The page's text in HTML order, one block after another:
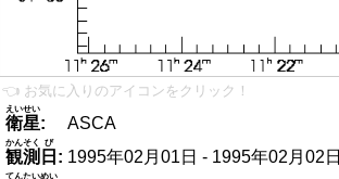
👈 お気に入りのアイコンをクリック！
衛星
えいせい
:
ASCA
観測
かんそく
日
び
: 1995年02月01日 - 1995年02月02日
てんたいめい